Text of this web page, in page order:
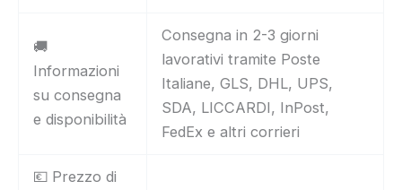
🚚
Informazioni
su consegna
e disponibilità
Consegna in 2-3 giorni
lavorativi tramite Poste
Italiane, GLS, DHL, UPS,
SDA, LICCARDI, InPost,
FedEx e altri corrieri
💶 Prezzo di